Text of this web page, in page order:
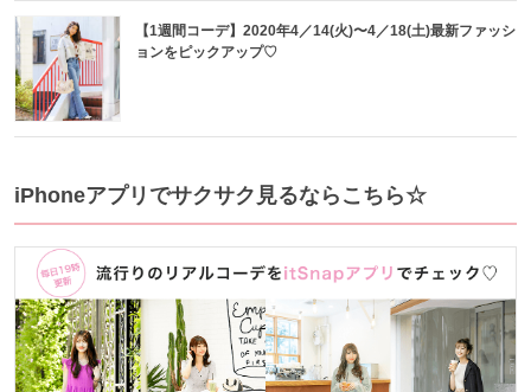
【1週間コーデ】2020年4／14(火)〜4／18(土)最新ファッシ
ョンをピックアップ♡
iPhoneアプリでサクサク見るならこちら☆